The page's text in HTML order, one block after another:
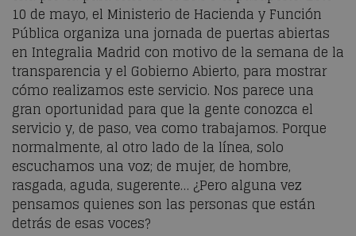
10 de mayo, el Ministerio de Hacienda y Función
Pública organiza una jornada de puertas abiertas
en Integralia Madrid con motivo de la semana de la
transparencia y el Gobierno Abierto, para mostrar
cómo realizamos este servicio. Nos parece una
gran oportunidad para que la gente conozca el
servicio y, de paso, vea como trabajamos. Porque
normalmente, al otro lado de la línea, solo
escuchamos una voz; de mujer, de hombre,
rasgada, aguda, sugerente… ¿Pero alguna vez
pensamos quienes son las personas que están
detrás de esas voces?